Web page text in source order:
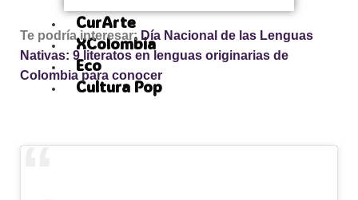
CurArte
XColombia
Eco
Cultura Pop
Te podría interesar: Día Nacional de las Lenguas
Nativas: 9 literatos en lenguas originarias de
Colombia para conocer